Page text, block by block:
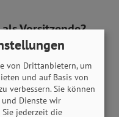
Vorsitzende?
wir machen sehr
organisiere ich
und lade
Außerdem habe
von Drittanbietern, um
und auf Basis von
verbessern. Sie können
und Dienste wir
jederzeit die